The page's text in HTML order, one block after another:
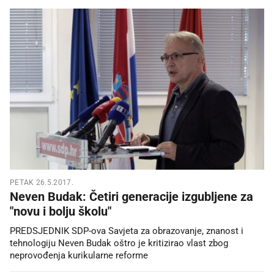
PETAK 26.5.2017.
Neven Budak: Četiri generacije izgubljene za
"novu i bolju školu"
PREDSJEDNIK SDP-ova Savjeta za obrazovanje, znanost i
tehnologiju Neven Budak oštro je kritizirao vlast zbog
neprovođenja kurikularne reforme